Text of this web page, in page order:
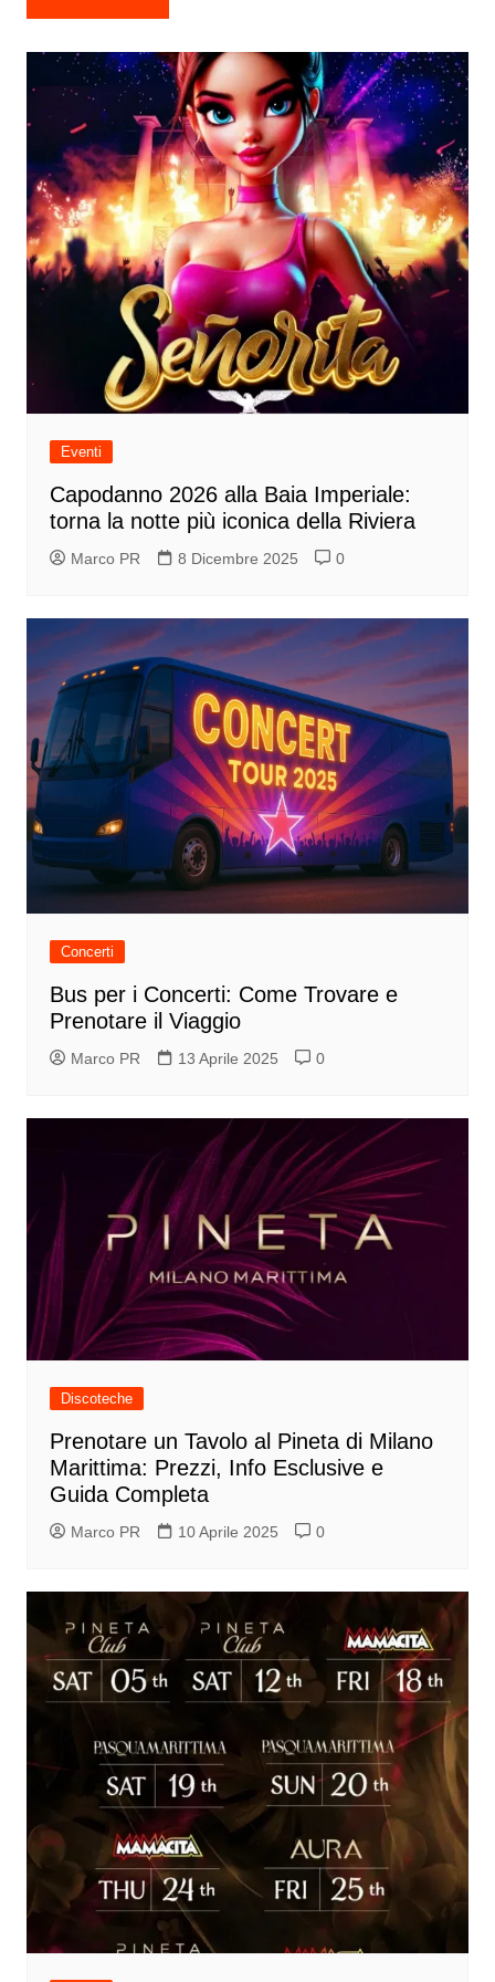
articoli
Eventi
Capodanno 2026 alla Baia Imperiale:
torna la notte più iconica della Riviera
Marco PR 8 Dicembre 2025 0
Concerti
Bus per i Concerti: Come Trovare e
Prenotare il Viaggio
Marco PR 13 Aprile 2025 0
Discoteche
Prenotare un Tavolo al Pineta di Milano
Marittima: Prezzi, Info Esclusive e
Guida Completa
Marco PR 10 Aprile 2025 0